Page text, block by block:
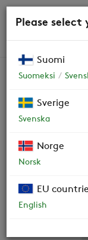
60381
Please
Suomi
Suomeksi
Sverige
Svenska
Norge
Norsk
EU
English